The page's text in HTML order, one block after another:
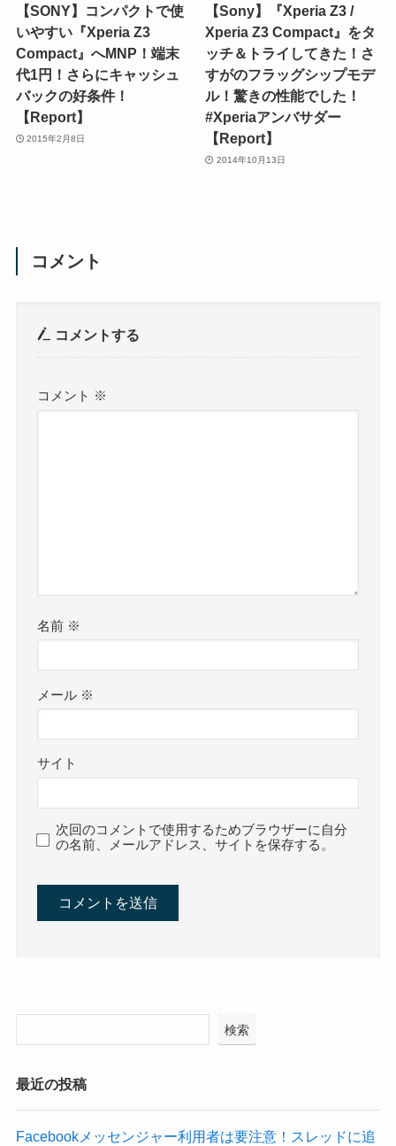
【SONY】コンパクトで使
いやすい『Xperia Z3
Compact』へMNP！端末
代1円！さらにキャッシュ
バックの好条件！
【Report】
2015年2月8日
【Sony】『Xperia Z3 /
Xperia Z3 Compact』をタ
ッチ＆トライしてきた！さ
すがのフラッグシップモデ
ル！驚きの性能でした！
#Xperiaアンバサダー
【Report】
2014年10月13日
コメント
コメントする
コメント ※
名前 ※
メール ※
サイト
次回のコメントで使用するためブラウザーに自分
の名前、メールアドレス、サイトを保存する。
検索
最近の投稿
Facebookメッセンジャー利用者は要注意！スレッドに追